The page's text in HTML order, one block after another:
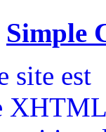
Simple